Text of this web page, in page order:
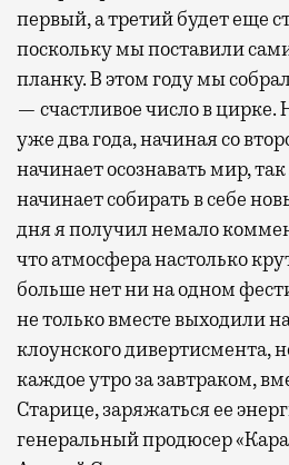
первый, а третий будет еще
поскольку мы поставили
планку. В этом году мы
— счастливое число в
уже два года, начиная со
начинает осознавать мир,
начинает собирать в себе
дня я получил немало
что атмосфера настолько
больше нет ни на одном
не только вместе выходили
клоунского дивертисмента,
каждое утро за завтраком,
Старице, заряжаться ее
генеральный продюсер